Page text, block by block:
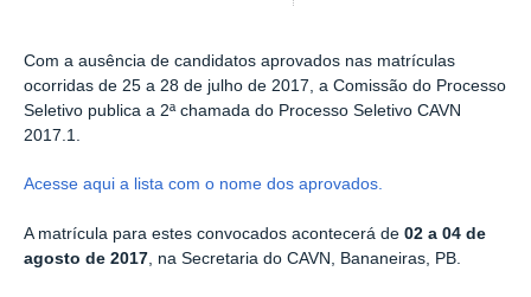
Com a ausência de candidatos aprovados nas matrículas
ocorridas de 25 a 28 de julho de 2017, a Comissão do Processo
Seletivo publica a 2ª chamada do Processo Seletivo CAVN
2017.1.
Acesse aqui a lista com o nome dos aprovados.
A matrícula para estes convocados acontecerá de 02 a 04 de
agosto de 2017, na Secretaria do CAVN, Bananeiras, PB.